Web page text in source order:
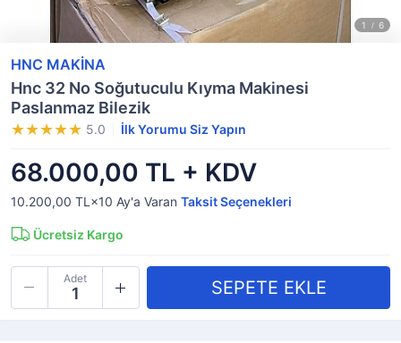
HNC MAKİNA
Hnc 32 No Soğutuculu Kıyma Makinesi
Paslanmaz Bilezik
5.0 İlk Yorumu Siz Yapın
68.000,00 TL + KDV
10.200,00 TL×10 Ay'a Varan Taksit Seçenekleri
Ücretsiz Kargo
Adet